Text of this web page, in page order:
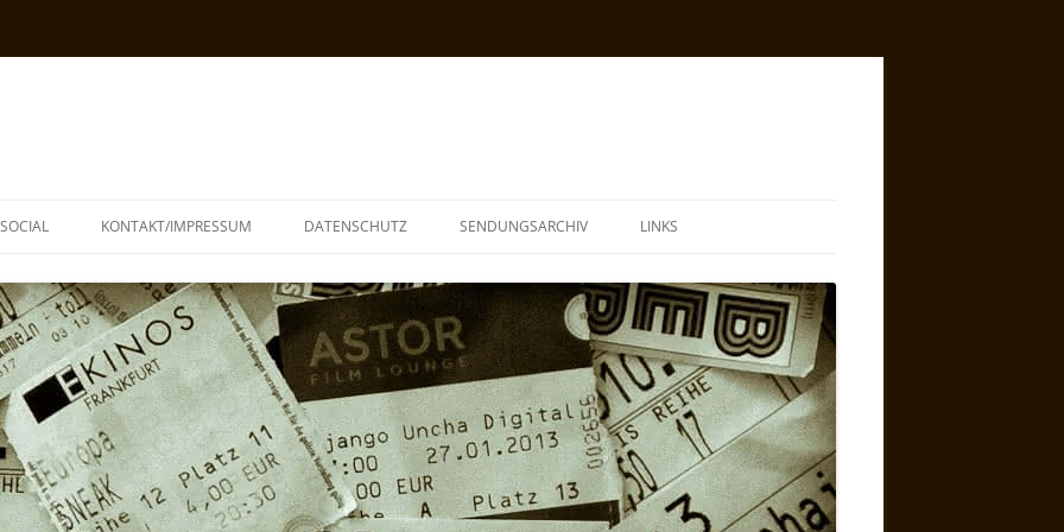
SOCIAL KONTAKT/IMPRESSUM DATENSCHUTZ SENDUNGSARCHIV LINKS